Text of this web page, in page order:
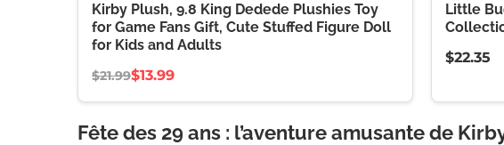
Kirby Plush, 9.8 King Dedede Plushies Toy
for Game Fans Gift, Cute Stuffed Figure Doll
for Kids and Adults
$21.99$13.99
Little
$22.35
Fête des 29 ans : l’aventure amusante de